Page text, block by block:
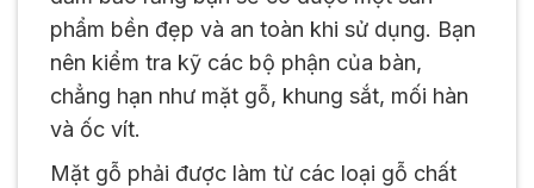
phẩm bền đẹp và an toàn khi sử dụng. Bạn
nên kiểm tra kỹ các bộ phận của bàn,
chẳng hạn như mặt gỗ, khung sắt, mối hàn
và ốc vít.
Mặt gỗ phải được làm từ các loại gỗ chất